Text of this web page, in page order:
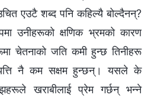
एउटै शब्‍द पनि कहिल्यै बोल्दैनन्?
उनीहरूको क्षणिक भ्रमको कारण
चेतनाको जति कमी हुन्छ तिनीहरू
नै कम सक्षम हुन्छन्। यसले के
खराबीलाई प्रेम गर्छन् भन्‍ने